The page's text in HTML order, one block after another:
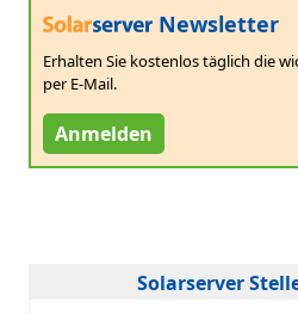
Newsletter
Erhalten Sie kostenlos täglich die
per E-Mail.
Anmelden
Solarserver